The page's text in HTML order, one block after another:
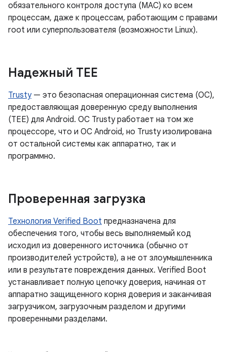
обязательного контроля доступа (MAC) ко всем
процессам, даже к процессам, работающим с правами
root или суперпользователя (возможности Linux).
Надежный TEE
Trusty— это безопасная операционная система (ОС),
предоставляющая доверенную среду выполнения
(TEE) для Android. ОС Trusty работает на том же
процессоре, что и ОС Android, но Trusty изолирована
от остальной системы как аппаратно, так и
программно.
Проверенная загрузка
Технология Verified Boot предназначена для
обеспечения того, чтобы весь выполняемый код
исходил из доверенного источника (обычно от
производителей устройств), а не от злоумышленника
или в результате повреждения данных. Verified Boot
устанавливает полную цепочку доверия, начиная от
аппаратно защищенного корня доверия и заканчивая
загрузчиком, загрузочным разделом и другими
проверенными разделами.